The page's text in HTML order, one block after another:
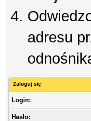
adresu
Zaloguj się
Login:
Hasło: